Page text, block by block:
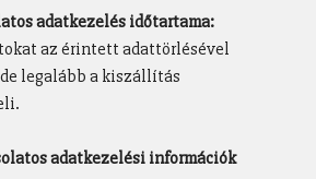
adatkezelés időtartama:
az érintett adattörlésével
legalább a kiszállítás
adatkezelési információk